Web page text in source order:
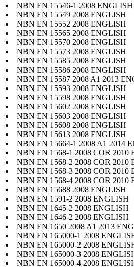
NBN EN 15546-1 2008 ENGLISH
NBN EN 15549 2008 ENGLISH
NBN EN 15552 2008 ENGLISH
NBN EN 15565 2008 ENGLISH
NBN EN 15570 2008 ENGLISH
NBN EN 15573 2008 ENGLISH
NBN EN 15585 2008 ENGLISH
NBN EN 15586 2008 ENGLISH
NBN EN 15587 2008 A1 2013
NBN EN 15593 2008 ENGLISH
NBN EN 15598 2008 ENGLISH
NBN EN 15602 2008 ENGLISH
NBN EN 15603 2008 ENGLISH
NBN EN 15608 2008 ENGLISH
NBN EN 15613 2008 ENGLISH
NBN EN 15664-1 2008 A1 2014
NBN EN 1568-1 2008 COR 2010
NBN EN 1568-2 2008 COR 2010
NBN EN 1568-3 2008 COR 2010
NBN EN 1568-4 2008 COR 2010
NBN EN 15688 2008 ENGLISH
NBN EN 1591-2 2008 ENGLISH
NBN EN 1645-2 2008 ENGLISH
NBN EN 1646-2 2008 ENGLISH
NBN EN 1650 2008 A1 2013
NBN EN 165000-1 2008
NBN EN 165000-2 2008
NBN EN 165000-3 2008
NBN EN 165000-4 2008